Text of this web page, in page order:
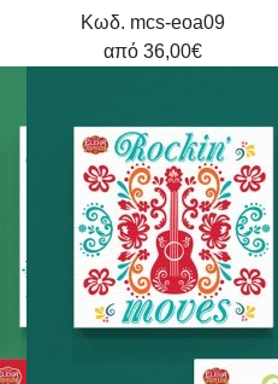
Κωδ. mcs-eoa09
από 36,00€